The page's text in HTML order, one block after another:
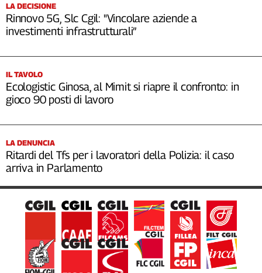
LA DECISIONE
Rinnovo 5G, Slc Cgil: "Vincolare aziende a
investimenti infrastrutturali”
IL TAVOLO
Ecologistic Ginosa, al Mimit si riapre il confronto: in
gioco 90 posti di lavoro
LA DENUNCIA
Ritardi del Tfs per i lavoratori della Polizia: il caso
arriva in Parlamento